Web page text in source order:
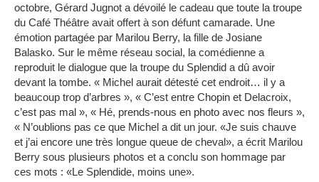
octobre, Gérard Jugnot a dévoilé le cadeau que toute la troupe
du Café Théâtre avait offert à son défunt camarade. Une
émotion partagée par Marilou Berry, la fille de Josiane
Balasko. Sur le même réseau social, la comédienne a
reproduit le dialogue que la troupe du Splendid a dû avoir
devant la tombe. « Michel aurait détesté cet endroit… il y a
beaucoup trop d’arbres », « C’est entre Chopin et Delacroix,
c’est pas mal », « Hé, prends-nous en photo avec nos fleurs »,
« N’oublions pas ce que Michel a dit un jour. «Je suis chauve
et j’ai encore une très longue queue de cheval», a écrit Marilou
Berry sous plusieurs photos et a conclu son hommage par
ces mots : «Le Splendide, moins une».